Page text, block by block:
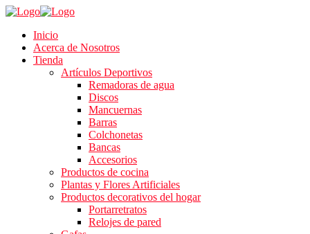
Inicio
Acerca de Nosotros
Tienda
Artículos Deportivos
Remadoras de agua
Discos
Mancuernas
Barras
Colchonetas
Bancas
Accesorios
Productos de cocina
Plantas y Flores Artificiales
Productos decorativos del hogar
Portarretratos
Relojes de pared